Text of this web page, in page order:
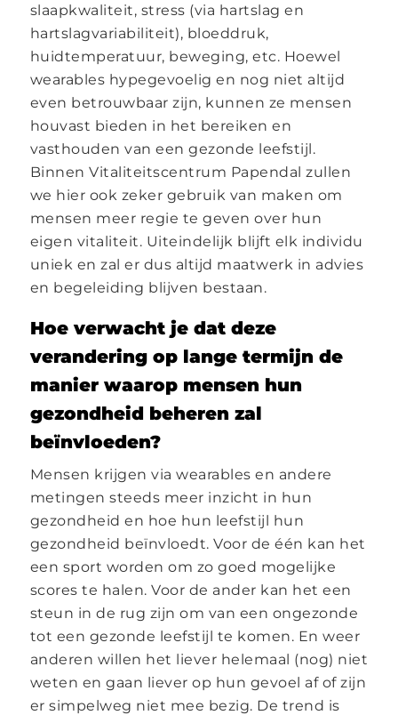
slaapkwaliteit, stress (via hartslag en
hartslagvariabiliteit), bloeddruk,
huidtemperatuur, beweging, etc. Hoewel
wearables hypegevoelig en nog niet altijd
even betrouwbaar zijn, kunnen ze mensen
houvast bieden in het bereiken en
vasthouden van een gezonde leefstijl.
Binnen Vitaliteitscentrum Papendal zullen
we hier ook zeker gebruik van maken om
mensen meer regie te geven over hun
eigen vitaliteit. Uiteindelijk blijft elk individu
uniek en zal er dus altijd maatwerk in advies
en begeleiding blijven bestaan.
Hoe verwacht je dat deze
verandering op lange termijn de
manier waarop mensen hun
gezondheid beheren zal
beïnvloeden?
Mensen krijgen via wearables en andere
metingen steeds meer inzicht in hun
gezondheid en hoe hun leefstijl hun
gezondheid beïnvloedt. Voor de één kan het
een sport worden om zo goed mogelijke
scores te halen. Voor de ander kan het een
steun in de rug zijn om van een ongezonde
tot een gezonde leefstijl te komen. En weer
anderen willen het liever helemaal (nog) niet
weten en gaan liever op hun gevoel af of zijn
er simpelweg niet mee bezig. De trend is